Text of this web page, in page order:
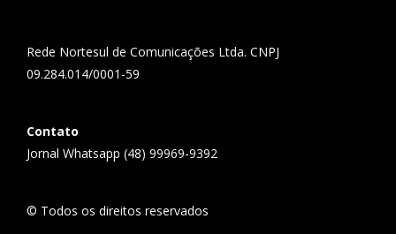
Rede Nortesul de Comunicações Ltda. CNPJ
09.284.014/0001-59
Contato
Jornal Whatsapp (48) 99969-9392
© Todos os direitos reservados